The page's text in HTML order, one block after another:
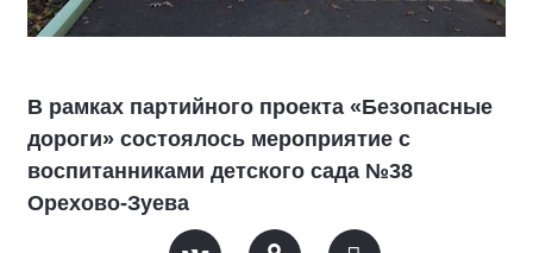
В рамках партийного проекта «Безопасные
дороги» состоялось мероприятие с
воспитанниками детского сада №38
Орехово-Зуева